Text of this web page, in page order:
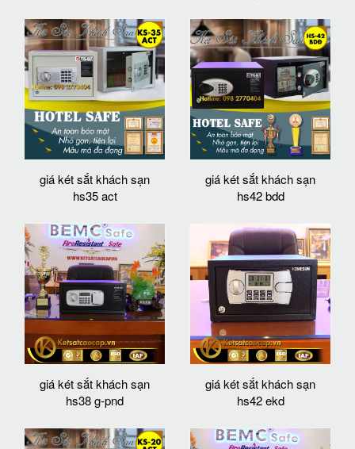
giá két sắt khách sạn
hs35 act
giá két sắt khách sạn
hs42 bdd
giá két sắt khách sạn
hs38 g-pnd
giá két sắt khách sạn
hs42 ekd